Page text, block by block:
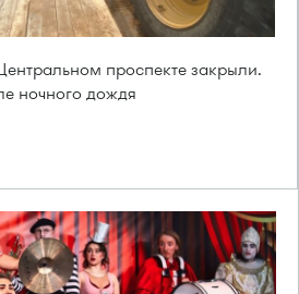
проспекте закрыли.
ночного дождя